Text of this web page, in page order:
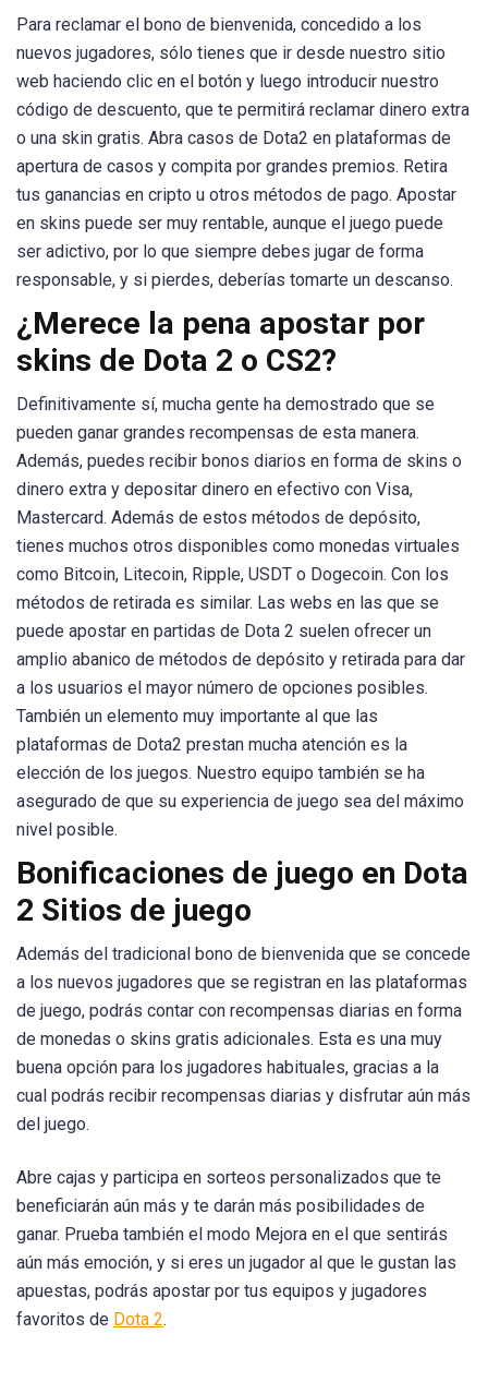
Para reclamar el bono de bienvenida, concedido a los
nuevos jugadores, sólo tienes que ir desde nuestro sitio
web haciendo clic en el botón y luego introducir nuestro
código de descuento, que te permitirá reclamar dinero extra
o una skin gratis. Abra casos de Dota2 en plataformas de
apertura de casos y compita por grandes premios. Retira
tus ganancias en cripto u otros métodos de pago. Apostar
en skins puede ser muy rentable, aunque el juego puede
ser adictivo, por lo que siempre debes jugar de forma
responsable, y si pierdes, deberías tomarte un descanso.
¿Merece la pena apostar por
skins de Dota 2 o CS2?
Definitivamente sí, mucha gente ha demostrado que se
pueden ganar grandes recompensas de esta manera.
Además, puedes recibir bonos diarios en forma de skins o
dinero extra y depositar dinero en efectivo con Visa,
Mastercard. Además de estos métodos de depósito,
tienes muchos otros disponibles como monedas virtuales
como Bitcoin, Litecoin, Ripple, USDT o Dogecoin. Con los
métodos de retirada es similar. Las webs en las que se
puede apostar en partidas de Dota 2 suelen ofrecer un
amplio abanico de métodos de depósito y retirada para dar
a los usuarios el mayor número de opciones posibles.
También un elemento muy importante al que las
plataformas de Dota2 prestan mucha atención es la
elección de los juegos. Nuestro equipo también se ha
asegurado de que su experiencia de juego sea del máximo
nivel posible.
Bonificaciones de juego en Dota
2 Sitios de juego
Además del tradicional bono de bienvenida que se concede
a los nuevos jugadores que se registran en las plataformas
de juego, podrás contar con recompensas diarias en forma
de monedas o skins gratis adicionales. Esta es una muy
buena opción para los jugadores habituales, gracias a la
cual podrás recibir recompensas diarias y disfrutar aún más
del juego.
Abre cajas y participa en sorteos personalizados que te
beneficiarán aún más y te darán más posibilidades de
ganar. Prueba también el modo Mejora en el que sentirás
aún más emoción, y si eres un jugador al que le gustan las
apuestas, podrás apostar por tus equipos y jugadores
favoritos de Dota 2.